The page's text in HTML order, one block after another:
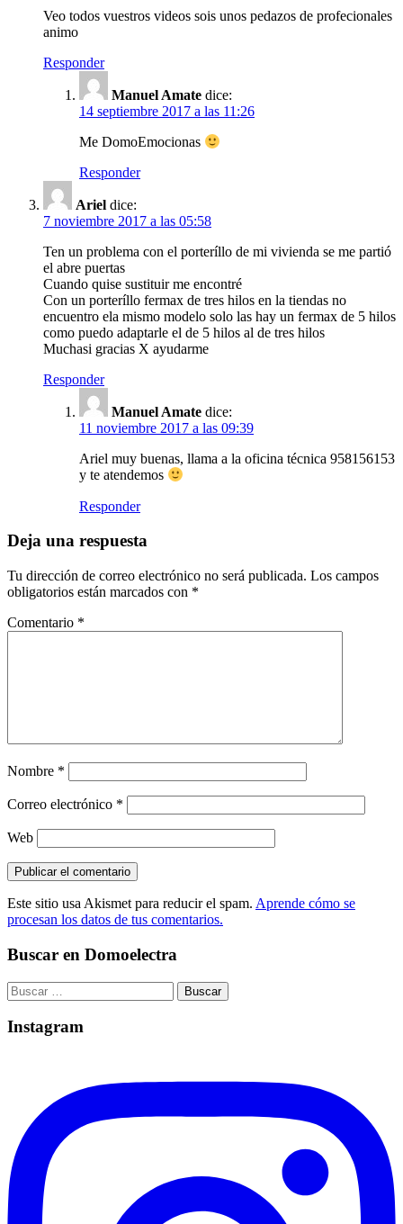
Veo todos vuestros videos sois unos pedazos de profecionales
animo
Responder
Manuel Amate dice:
14 septiembre 2017 a las 11:26
Me DomoEmocionas
Responder
Ariel dice:
7 noviembre 2017 a las 05:58
Ten un problema con el porteríllo de mi vivienda se me partió
el abre puertas
Cuando quise sustituir me encontré
Con un porteríllo fermax de tres hilos en la tiendas no
encuentro ela mismo modelo solo las hay un fermax de 5 hilos
como puedo adaptarle el de 5 hilos al de tres hilos
Muchasi gracias X ayudarme
Responder
Manuel Amate dice:
11 noviembre 2017 a las 09:39
Ariel muy buenas, llama a la oficina técnica 958156153
y te atendemos
Responder
Deja una respuesta
Tu dirección de correo electrónico no será publicada. Los campos
obligatorios están marcados con *
Comentario *
Nombre *
Correo electrónico *
Web
Este sitio usa Akismet para reducir el spam. Aprende cómo se
procesan los datos de tus comentarios.
Buscar en Domoelectra
Buscar:
Instagram